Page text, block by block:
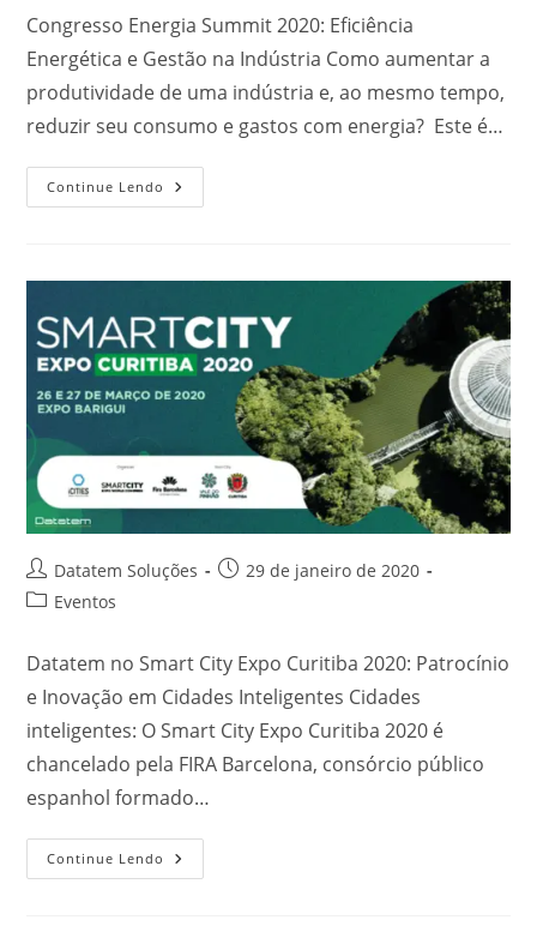
Congresso Energia Summit 2020: Eficiência
Energética e Gestão na Indústria Como aumentar a
produtividade de uma indústria e, ao mesmo tempo,
reduzir seu consumo e gastos com energia? Este é…
Continue Lendo
Datatem Soluções
29 de janeiro de 2020
Eventos
Datatem no Smart City Expo Curitiba 2020: Patrocínio
e Inovação em Cidades Inteligentes Cidades
inteligentes: O Smart City Expo Curitiba 2020 é
chancelado pela FIRA Barcelona, consórcio público
espanhol formado…
Continue Lendo